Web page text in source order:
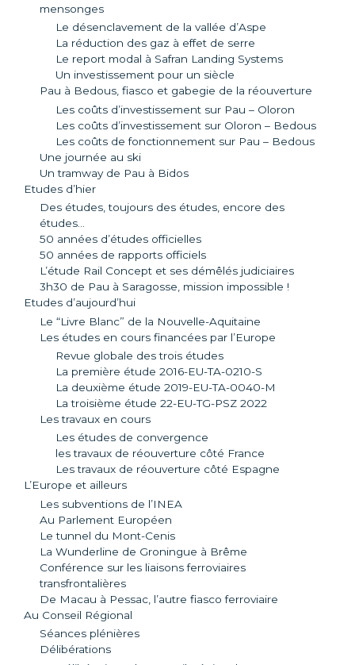
mensonges
Le désenclavement de la vallée d’Aspe
La réduction des gaz à effet de serre
Le report modal à Safran Landing Systems
Un investissement pour un siècle
Pau à Bedous, fiasco et gabegie de la réouverture
Les coûts d’investissement sur Pau – Oloron
Les coûts d’investissement sur Oloron – Bedous
Les coûts de fonctionnement sur Pau – Bedous
Une journée au ski
Un tramway de Pau à Bidos
Etudes d’hier
Des études, toujours des études, encore des
études…
50 années d’études officielles
50 années de rapports officiels
L’étude Rail Concept et ses démêlés judiciaires
3h30 de Pau à Saragosse, mission impossible !
Etudes d’aujourd’hui
Le “Livre Blanc” de la Nouvelle-Aquitaine
Les études en cours financées par l’Europe
Revue globale des trois études
La première étude 2016-EU-TA-0210-S
La deuxième étude 2019-EU-TA-0040-M
La troisième étude 22-EU-TG-PSZ 2022
Les travaux en cours
Les études de convergence
les travaux de réouverture côté France
Les travaux de réouverture côté Espagne
L’Europe et ailleurs
Les subventions de l’INEA
Au Parlement Européen
Le tunnel du Mont-Cenis
La Wunderline de Groningue à Brême
Conférence sur les liaisons ferroviaires
transfrontalières
De Macau à Pessac, l’autre fiasco ferroviaire
Au Conseil Régional
Séances plénières
Délibérations